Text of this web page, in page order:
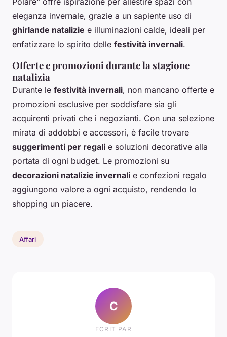
eleganza invernale, grazie a un sapiente uso di
ghirlande natalizie e illuminazioni calde, ideali per
enfatizzare lo spirito delle festività invernali.
Offerte e promozioni durante la stagione
natalizia
Durante le festività invernali, non mancano offerte e
promozioni esclusive per soddisfare sia gli
acquirenti privati che i negozianti. Con una selezione
mirata di addobbi e accessori, è facile trovare
suggerimenti per regali e soluzioni decorative alla
portata di ogni budget. Le promozioni su
decorazioni natalizie invernali e confezioni regalo
aggiungono valore a ogni acquisto, rendendo lo
shopping un piacere.
Affari
C
ECRIT PAR